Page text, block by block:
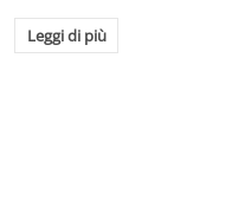
Leggi di più